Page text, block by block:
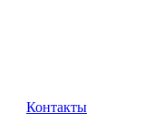
Контакты